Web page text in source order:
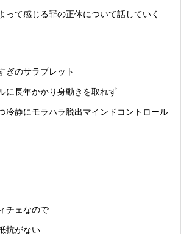
って感じる罪の正体について話していく
ぎのサラブレット
に長年かかり身動きを取れず
静にモラハラ脱出マインドコントロール
チェなので
抗がない